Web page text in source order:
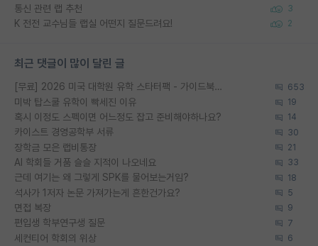
통신 관련 랩 추천 3
K 전전 교수님들 랩실 어떤지 질문드려요! 2
최근 댓글이 많이 달린 글
[무료] 2026 미국 대학원 유학 스타터팩 - 가이드북 & 합격자 컨택메일 템플릿 653
미박 탑스쿨 유학이 빡세진 이유 19
혹시 이정도 스펙이면 어느정도 잡고 준비해야하나요? 14
카이스트 경영공학부 서류 30
장학금 모은 랩비통장 21
AI 학회들 거품 슬슬 지적이 나오네요 33
근데 여기는 왜 그렇게 SPK를 물어보는거임? 18
석사가 1저자 논문 가져가는게 흔한건가요? 5
면접 복장 9
편입생 학부연구생 질문 7
세컨티어 학회의 위상 6